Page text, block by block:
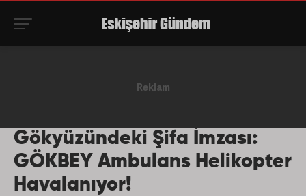
Gökyüzündeki Şifa İmzası:
GÖKBEY Ambulans Helikopter
Havalanıyor!